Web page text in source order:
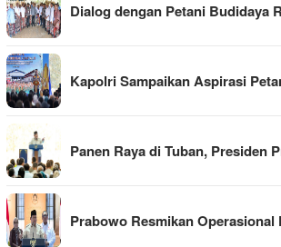
Dialog dengan Petani Budidaya
Kapolri Sampaikan Aspirasi
Panen Raya di Tuban, Presiden
Prabowo Resmikan